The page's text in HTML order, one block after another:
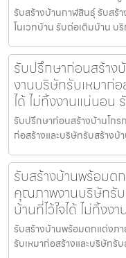
รับสร้างบ้านกาฬสินธุ์ รับสร้า
โนเวทบ้าน รับต่อเติมบ้าน บ
รับปรึกษาก่อนสร้าง
งานบริษัทรับเหมาก่อ
ได้ ไม่ทิ้งงานแน่นอน
รับปรึกษาก่อนสร้างบ้านโก
ก่อสร้างและบริษัทรับสร้างบ้
รับสร้างบ้านพร้อมต
คุณภาพงานบริษัทรับ
บ้านที่ไว้ใจได้ ไม่ทิ้ง
รับสร้างบ้านพร้อมตกแต่งภ
รับเหมาก่อสร้างและบริษัทรั